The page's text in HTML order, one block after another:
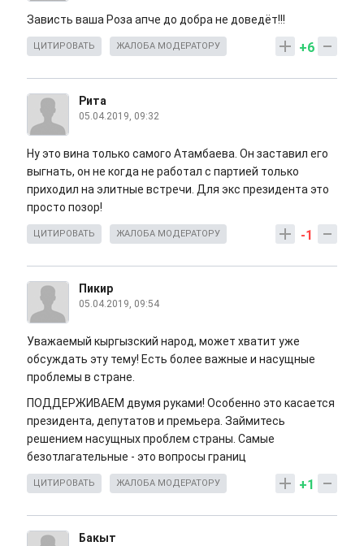
Зависть ваша Роза апче до добра не доведёт!!!
+6
ЦИТИРОВАТЬ ЖАЛОБА МОДЕРАТОРУ
Рита
05.04.2019, 09:32
Ну это вина только самого Атамбаева. Он заставил его
выгнать, он не когда не работал с партией только
приходил на элитные встречи. Для экс президента это
просто позор!
-1
ЦИТИРОВАТЬ ЖАЛОБА МОДЕРАТОРУ
Пикир
05.04.2019, 09:54
Уважаемый кыргызский народ, может хватит уже
обсуждать эту тему! Есть более важные и насущные
проблемы в стране.
ПОДДЕРЖИВАЕМ двумя руками! Особенно это касается
президента, депутатов и премьера. Займитесь
решением насущных проблем страны. Самые
безотлагательные - это вопросы границ
+1
ЦИТИРОВАТЬ ЖАЛОБА МОДЕРАТОРУ
Бакыт